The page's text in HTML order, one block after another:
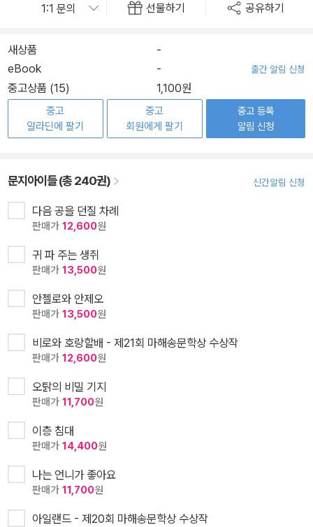
선물하기 공유하기
새상품
-
eBook
- 출간 알림 신청
중고상품 (15) 1,100원
중고
알라딘에 팔기
중고
회원에게 팔기
중고 등록
알림 신청
문지아이들 (총 240권) 신간알림 신청
다음 공을 던질 차례
판매가 12,600원
귀 파 주는 생쥐
판매가 13,500원
안젤로와 안제오
판매가 13,500원
비로와 호랑할배 - 제21회 마해송문학상 수상작
판매가 12,600원
오탉의 비밀 기지
판매가 11,700원
이층 침대
판매가 14,400원
나는 언니가 좋아요
판매가 11,700원
아일랜드 - 제20회 마해송문학상 수상작